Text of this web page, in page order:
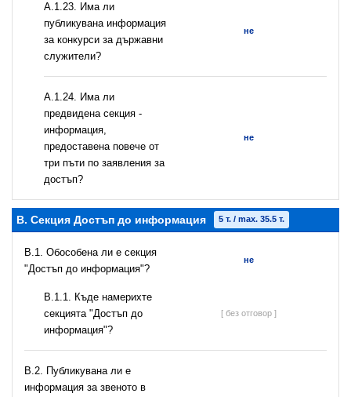
А.1.23. Има ли
публикувана информация
за конкурси за държавни
служители?
не
А.1.24. Има ли
предвидена секция -
информация,
предоставена повече от
три пъти по заявления за
достъп?
не
B. Секция Достъп до информация 5 т. / max. 35.5 т.
В.1. Обособена ли е секция
"Достъп до информация"?
не
В.1.1. Къде намерихте
секцията "Достъп до
информация"?
[ без отговор ]
В.2. Публикувана ли е
информация за звеното в